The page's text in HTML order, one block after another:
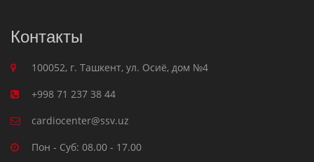
Контакты
100052, г. Ташкент, ул. Осиё, дом №4
+998 71 237 38 44
cardiocenter@ssv.uz
Пон - Суб: 08.00 - 17.00